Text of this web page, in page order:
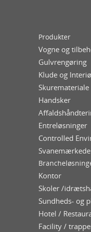
Produkter
Vogne og
Gulvrengøring
Klude og
Skuremateriale
Handsker
Entreløsninger
Controlled
Kontor
Skoler /
Sundheds- og
Hotel /
Facility /